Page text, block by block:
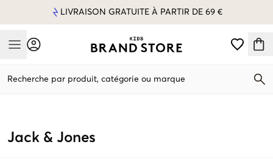
LIVRAISON GRATUITE À PARTIR DE 69 €
Mobile Menu
Recherche par produit, catégorie ou marque
Jack & Jones